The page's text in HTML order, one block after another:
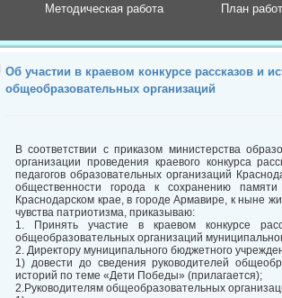
Методическая работа План
Об участии в краевом конкурсе рассказов и
общеобразовательных организаций
В соответствии с приказом министерства
организации проведения краевого конкурса
педагогов образовательных организаций
общественности города к сохранению
Краснодарском крае, в городе Армавире, к ныне
чувства патриотизма, приказываю:
1. Принять участие в краевом конкурсе
общеобразовательных организаций
2. Директору муниципального бюджетного
1) довести до сведения руководителей
историй по теме «Дети Победы» (прилагается);
2.Руководителям общеобразовательных